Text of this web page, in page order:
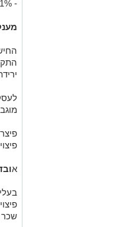
- 11%. עד 80% - 15%. עד 100% - 22%.
מוגבל ל-600,000
א
שכר